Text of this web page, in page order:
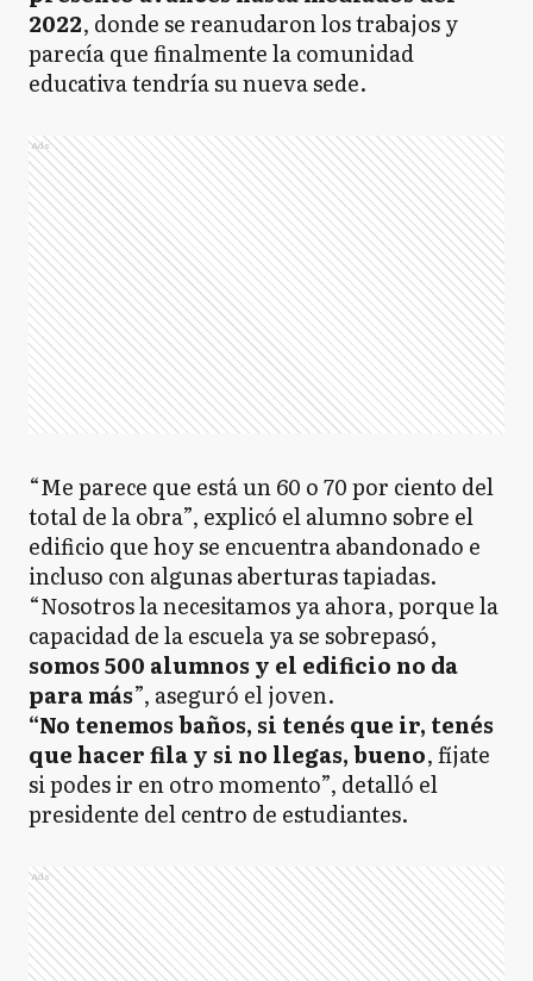
2022, donde se reanudaron los trabajos y
parecía que finalmente la comunidad
educativa tendría su nueva sede.
Ads
“Me parece que está un 60 o 70 por ciento del
total de la obra”, explicó el alumno sobre el
edificio que hoy se encuentra abandonado e
incluso con algunas aberturas tapiadas.
“Nosotros la necesitamos ya ahora, porque la
capacidad de la escuela ya se sobrepasó,
somos 500 alumnos y el edificio no da
para más”, aseguró el joven.
“No tenemos baños, si tenés que ir, tenés
que hacer fila y si no llegas, bueno, fíjate
si podes ir en otro momento”, detalló el
presidente del centro de estudiantes.
Ads